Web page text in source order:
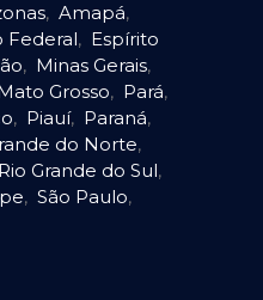
, Amapá,
Federal, Espírito
, Minas Gerais,
Grosso, Pará,
, Piauí, Paraná,
do Norte,
Rio Grande do Sul,
, São Paulo,